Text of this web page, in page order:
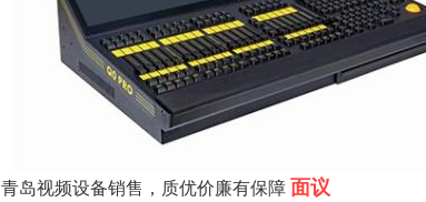
青岛视频设备销售，质优价廉有保障面议